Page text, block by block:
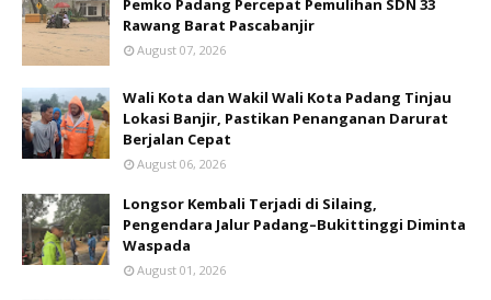
Pemko Padang Percepat Pemulihan SDN 33
Rawang Barat Pascabanjir
August 07, 2026
Wali Kota dan Wakil Wali Kota Padang Tinjau
Lokasi Banjir, Pastikan Penanganan Darurat
Berjalan Cepat
August 06, 2026
Longsor Kembali Terjadi di Silaing,
Pengendara Jalur Padang–Bukittinggi Diminta
Waspada
August 01, 2026